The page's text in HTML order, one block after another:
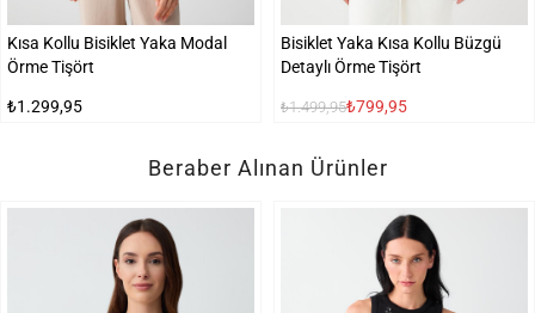
Kısa Kollu Bisiklet Yaka Modal
Örme Tişört
₺1.299,95
Bisiklet Yaka Kısa Kollu Büzgü
Detaylı Örme Tişört
₺1.499,95₺799,95
Beraber Alınan Ürünler